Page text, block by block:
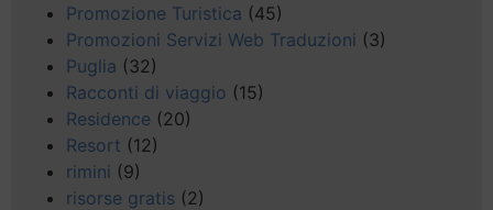
Promozione Turistica (45)
Promozioni Servizi Web Traduzioni (3)
Puglia (32)
Racconti di viaggio (15)
Residence (20)
Resort (12)
rimini (9)
risorse gratis (2)